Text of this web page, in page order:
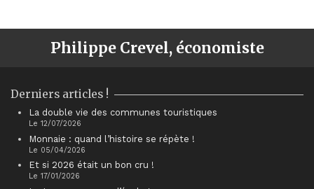
Philippe Crevel, économiste
Derniers articles !
La double vie des communes touristiques
Le 12/07/2026
Monnaie : quand l’histoire se répète !
Le 05/04/2026
Et si 2026 était un bon cru !
Le 17/01/2026